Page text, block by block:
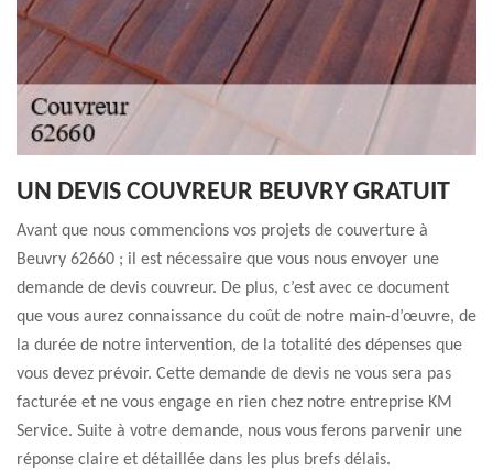
UN DEVIS COUVREUR BEUVRY GRATUIT
Avant que nous commencions vos projets de couverture à
Beuvry 62660 ; il est nécessaire que vous nous envoyer une
demande de devis couvreur. De plus, c’est avec ce document
que vous aurez connaissance du coût de notre main-d’œuvre, de
la durée de notre intervention, de la totalité des dépenses que
vous devez prévoir. Cette demande de devis ne vous sera pas
facturée et ne vous engage en rien chez notre entreprise KM
Service. Suite à votre demande, nous vous ferons parvenir une
réponse claire et détaillée dans les plus brefs délais.